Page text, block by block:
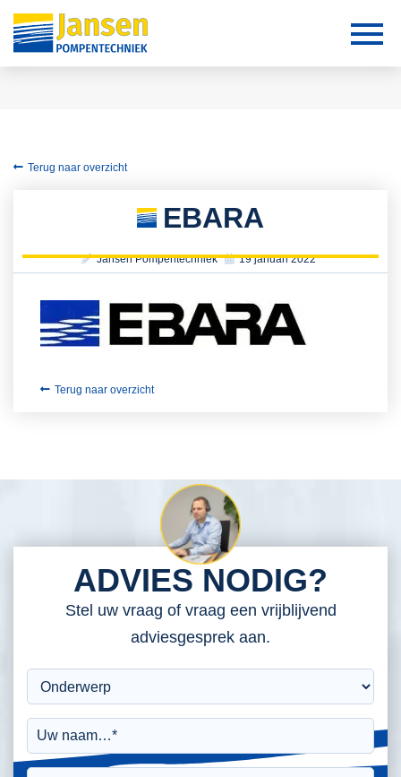
Terug naar overzicht
EBARA
Jansen Pompentechniek 19 januari 2022
Terug naar overzicht
ADVIES NODIG?
Stel uw vraag of vraag een vrijblijvend
adviesgesprek aan.